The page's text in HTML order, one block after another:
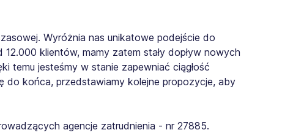
Wyróżnia nas unikatowe podejście do
klientów, mamy zatem stały dopływ nowych
temu jesteśmy w stanie zapewniać ciągłość
do końca, przedstawiamy kolejne propozycje, aby
agencje zatrudnienia - nr 27885.